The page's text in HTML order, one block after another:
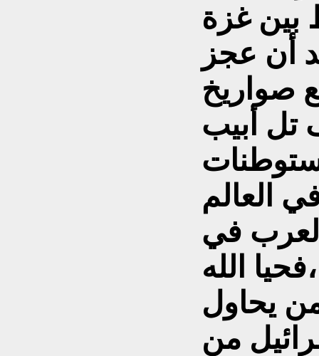
بين غزة
أن عجز
صواريخ
أبيب
العالم
في
الله
يحاول
من